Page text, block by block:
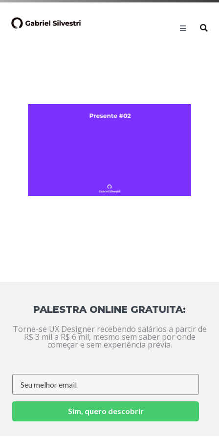
PALESTRA ONLINE GRATUITA:
Torne-se UX Designer recebendo salários a partir de
R$ 3 mil a R$ 6 mil, mesmo sem saber por onde
começar e sem experiência prévia.
Sim, quero descobrir